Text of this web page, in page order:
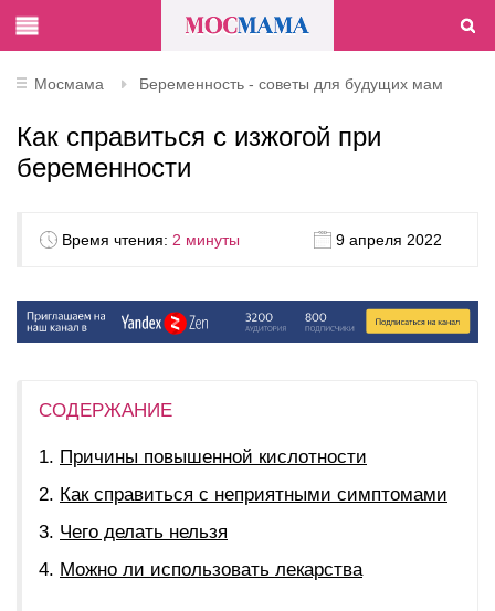
Мосмама Беременность - советы для будущих мам
Как справиться с изжогой при
беременности
Время чтения: 2 минуты 9 апреля 2022
СОДЕРЖАНИЕ
Причины повышенной кислотности
Как справиться с неприятными симптомами
Чего делать нельзя
Можно ли использовать лекарства